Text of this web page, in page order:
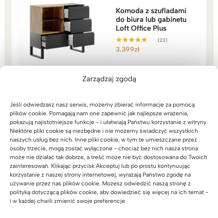
Zarządzaj zgodą
Jeśli odwiedzasz nasz serwis, możemy zbierać informacje za pomocą
plików cookie. Pomagają nam one zapewnić jak najlepsze wrażenia,
pokazują najistotniejsze funkcje - i ułatwiają Państwu korzystanie z witryny.
Niektóre pliki cookie są niezbędne i nie możemy świadczyć wszystkich
naszych usług bez nich. Inne pliki cookie, w tym te umieszczane przez
osoby trzecie, mogą zostać wyłączone - chociaż bez nich nasza strona
może nie działać tak dobrze, a treść może nie być dostosowana do Twoich
zainteresowań. Klikając przycisk Akceptuj lub po prostu kontynuując
korzystanie z naszej strony internetowej, wyrażają Państwo zgodę na
używanie przez nas plików cookie. Możesz odwiedzić naszą stronę z
polityką dotyczącą plików cookie, aby dowiedzieć się więcej na ich temat -
i w każdej chwili zmienić swoje preferencje.
Komoda z szufladami
do biura lub gabinetu
Loft Office Plus
Oceniono
(23)
3.399zł
Biurko dębowe biurowe
Loft Office Plus Prawe
Oceniono
5.00
na 5
(71)
3.999zł – 4.549złZakres
cen:
od
3.999zł